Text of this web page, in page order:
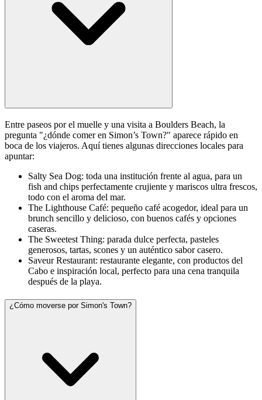
Entre paseos por el muelle y una visita a Boulders Beach, la
pregunta "¿dónde comer en Simon’s Town?" aparece rápido en
boca de los viajeros. Aquí tienes algunas direcciones locales para
apuntar:
Salty Sea Dog: toda una institución frente al agua, para un
fish and chips perfectamente crujiente y mariscos ultra frescos,
todo con el aroma del mar.
The Lighthouse Café: pequeño café acogedor, ideal para un
brunch sencillo y delicioso, con buenos cafés y opciones
caseras.
The Sweetest Thing: parada dulce perfecta, pasteles
generosos, tartas, scones y un auténtico sabor casero.
Saveur Restaurant: restaurante elegante, con productos del
Cabo e inspiración local, perfecto para una cena tranquila
después de la playa.
¿Cómo moverse por Simon's Town?